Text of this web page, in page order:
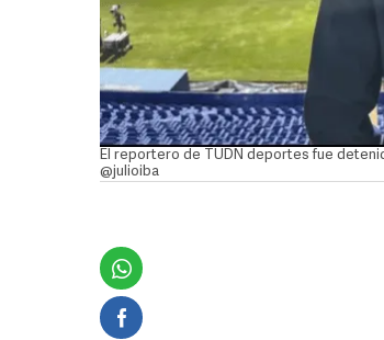
El reportero de TUDN deportes fue
@julioiba